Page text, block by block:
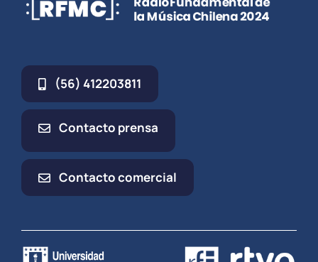
(56) 412203811
Contacto prensa
Contacto comercial